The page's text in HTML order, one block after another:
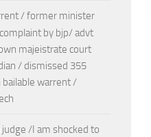
/ former minister
by bjp/ advt
majeistrate court
/ dismissed 355
warrent /
/I am shocked to